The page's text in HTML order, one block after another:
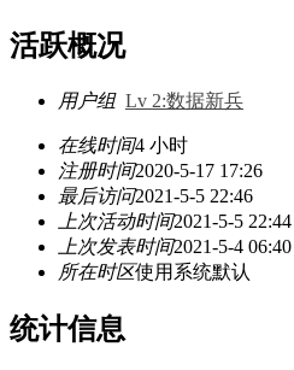
活跃概况
用户组 Lv 2:数据新兵
在线时间4 小时
注册时间2020-5-17 17:26
最后访问2021-5-5 22:46
上次活动时间2021-5-5 22:44
上次发表时间2021-5-4 06:40
所在时区使用系统默认
统计信息